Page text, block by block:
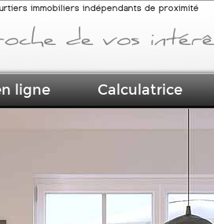
immobiliers indépendants de proximité
ligne Calculatrice